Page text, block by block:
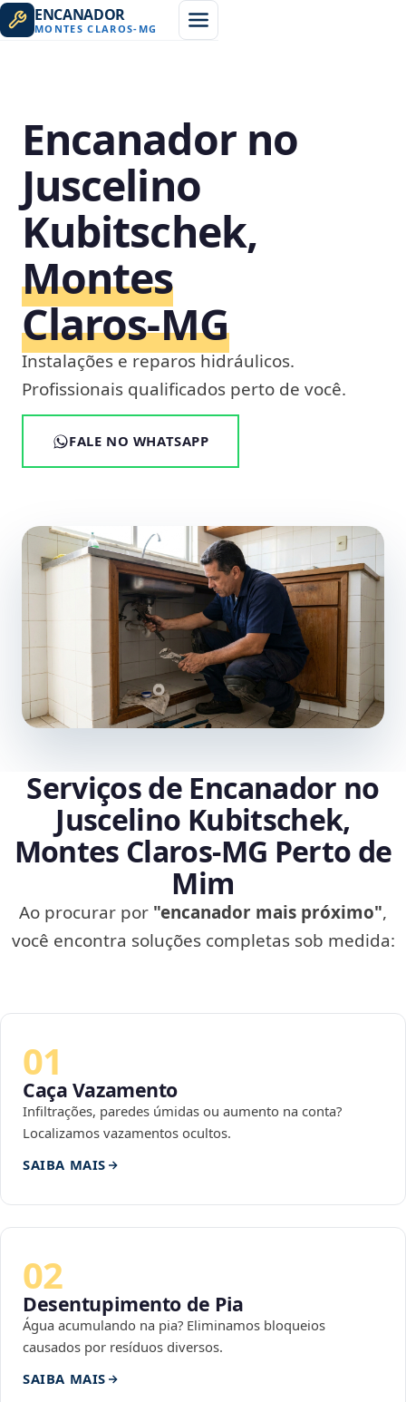
ENCANADOR
MONTES CLAROS- MG
Encanador no
Juscelino
Kubitschek,
Montes
Claros‑MG
Instalações e reparos hidráulicos.
Profissionais qualificados perto de você.
FALE NO WHATSAPP
Serviços de Encanador no
Juscelino Kubitschek,
Montes Claros‑MG Perto de
Mim
Ao procurar por "encanador mais próximo",
você encontra soluções completas sob medida:
01
Caça Vazamento
Infiltrações, paredes úmidas ou aumento na conta?
Localizamos vazamentos ocultos.
SAIBA MAIS
02
Desentupimento de Pia
Água acumulando na pia? Eliminamos bloqueios
causados por resíduos diversos.
SAIBA MAIS